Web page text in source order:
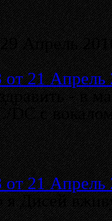
Апрель
от 21
- в
DC с
от 21
Дисей